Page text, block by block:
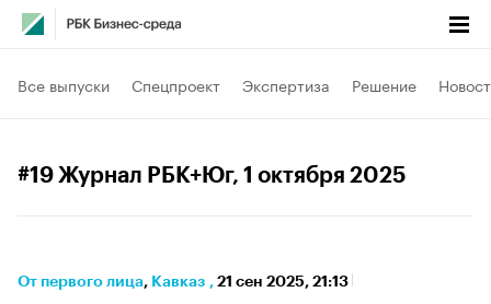
Все выпуски Спецпроект Экспертиза Решение
#19 Журнал РБК+Юг, 1 октября 2025
От первого лица⁠, Кавказ , 21 сен 2025, 21:13